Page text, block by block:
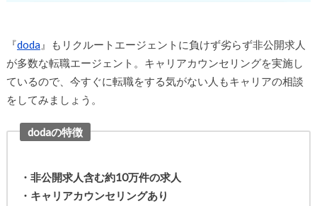
『doda』もリクルートエージェントに負けず劣らず非公開求人
が多数な転職エージェント。キャリアカウンセリングを実施し
ているので、今すぐに転職をする気がない人もキャリアの相談
をしてみましょう。
dodaの特徴
・非公開求人含む約10万件の求人
・キャリアカウンセリングあり